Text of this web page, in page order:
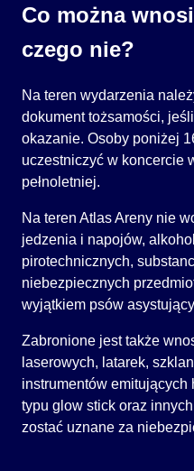
Co można
czego nie?
Na teren wydarzenia
dokument tożsamości,
okazanie. Osoby poniżej
uczestniczyć w koncercie
pełnoletniej.
Na teren Atlas Areny nie
jedzenia i napojów,
pirotechnicznych,
niebezpiecznych
wyjątkiem psów
Zabronione jest także
laserowych, latarek,
instrumentów emitujących
typu glow stick oraz
zostać uznane za